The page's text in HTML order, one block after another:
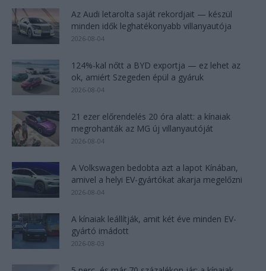
Az Audi letarolta saját rekordjait — készül
minden idők leghatékonyabb villanyautója
2026-08-04
124%-kal nőtt a BYD exportja — ez lehet az
ok, amiért Szegeden épül a gyáruk
2026-08-04
21 ezer előrendelés 20 óra alatt: a kínaiak
megrohanták az MG új villanyautóját
2026-08-04
A Volkswagen bedobta azt a lapot Kínában,
amivel a helyi EV-gyártókat akarja megelőzni
2026-08-04
A kínaiak leállítják, amit két éve minden EV-
gyártó imádott
2026-08-03